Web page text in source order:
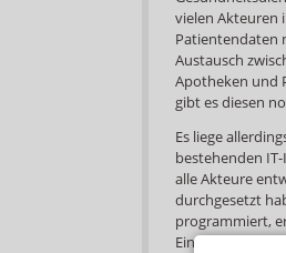
vielen Akteuren
Patientendaten
Austausch
Apotheken und
gibt es diesen
Es liege
bestehenden
alle Akteure
durchgesetzt
programmiert,
Einzelfall